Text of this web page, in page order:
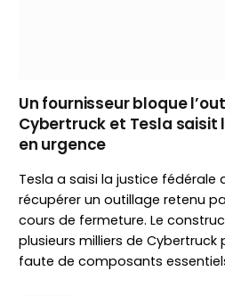
Un fournisseur bloque
Cybertruck et Tesla saisit
en urgence
Tesla a saisi la justice fédérale
récupérer un outillage retenu
cours de fermeture. Le
plusieurs milliers de
faute de composants